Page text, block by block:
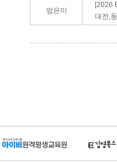
엄은미
[2026
대전,